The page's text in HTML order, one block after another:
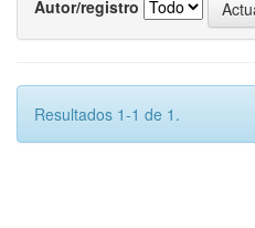
Autor/registro
Resultados 1-1 de 1.